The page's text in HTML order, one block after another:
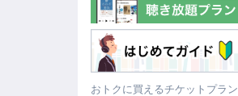
おトクに買えるチケットプラン